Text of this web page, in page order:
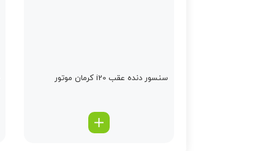
سنسور دنده عقب i20 کرمان موتور